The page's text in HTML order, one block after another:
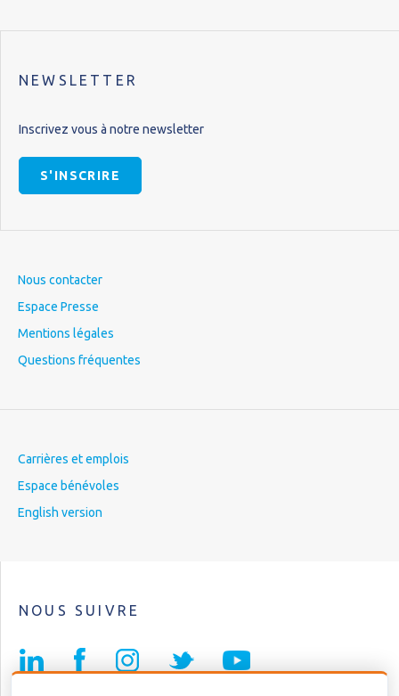
NEWSLETTER
Inscrivez vous à notre newsletter
S'INSCRIRE
Nous contacter
Espace Presse
Mentions légales
Questions fréquentes
Carrières et emplois
Espace bénévoles
English version
NOUS SUIVRE